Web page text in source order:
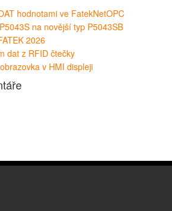
hodnotami ve FatekNetOPC
na novější typ P5043SB
2026
dat z RFID čtečky
v HMI displeji